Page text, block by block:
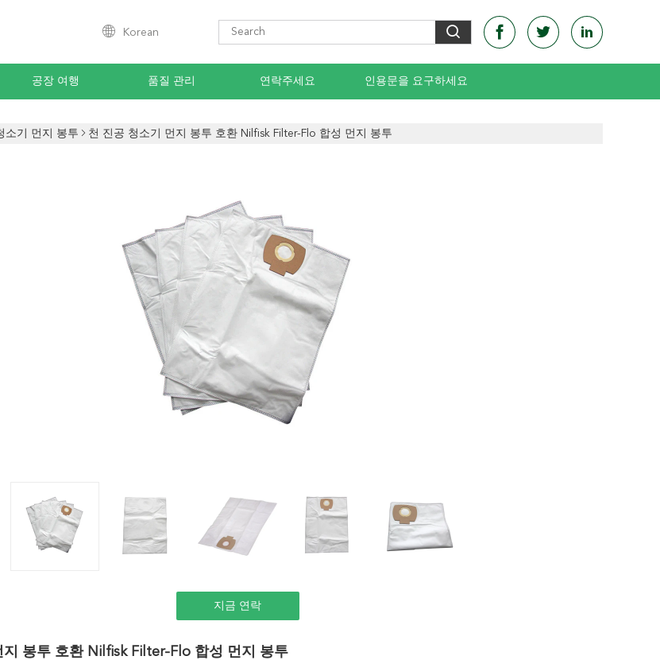
Korean
공장 여행 품질 관리 연락주세요 인용문을 요구하세요
소기 먼지 봉투 천 진공 청소기 먼지 봉투 호환 Nilfisk Filter-Flo 합성 먼지 봉투
지금 연락
지 봉투 호환 Nilfisk Filter-Flo 합성 먼지 봉투